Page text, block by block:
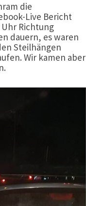
die
Live Bericht
Richtung
dauern, es waren
Steilhängen
Wir kamen aber